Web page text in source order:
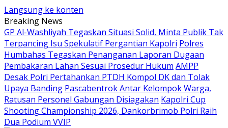
Langsung ke konten
Breaking News
GP Al-Washliyah Tegaskan Situasi Solid, Minta Publik Tak
Terpancing Isu Spekulatif Pergantian Kapolri Polres
Humbahas Tegaskan Penanganan Laporan Dugaan
Pembakaran Lahan Sesuai Prosedur Hukum AMPP
Desak Polri Pertahankan PTDH Kompol DK dan Tolak
Upaya Banding Pascabentrok Antar Kelompok Warga,
Ratusan Personel Gabungan Disiagakan Kapolri Cup
Shooting Championship 2026, Dankorbrimob Polri Raih
Dua Podium VVIP